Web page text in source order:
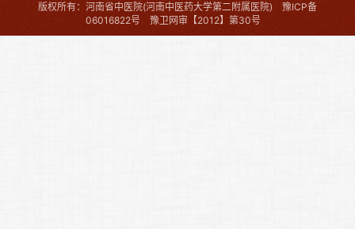
版权所有：河南省中医院(河南中医药大学第二附属医院) 豫ICP备
06016822号豫卫网审【2012】第30号